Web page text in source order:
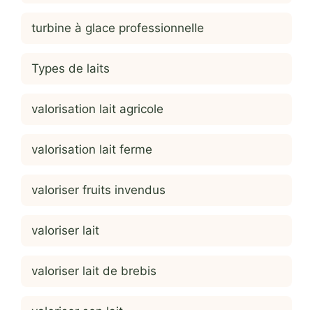
turbine à glace professionnelle
Types de laits
valorisation lait agricole
valorisation lait ferme
valoriser fruits invendus
valoriser lait
valoriser lait de brebis